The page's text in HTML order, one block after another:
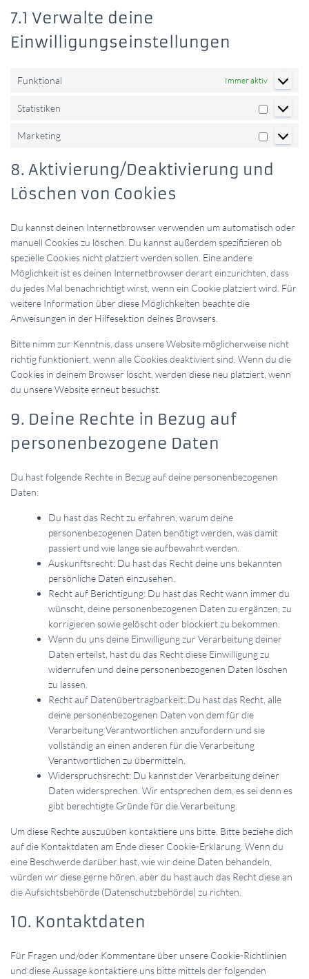
7.1 Verwalte deine
Einwilligungseinstellungen
Funktional Immer aktiv
Statistiken
Marketing
8. Aktivierung/Deaktivierung und
Löschen von Cookies
Du kannst deinen Internetbrowser verwenden um automatisch oder
manuell Cookies zu löschen. Du kannst außerdem spezifizieren ob
spezielle Cookies nicht platziert werden sollen. Eine andere
Möglichkeit ist es deinen Internetbrowser derart einzurichten, dass
du jedes Mal benachrichtigt wirst, wenn ein Cookie platziert wird. Für
weitere Information über diese Möglichkeiten beachte die
Anweisungen in der Hilfesektion deines Browsers.
Bitte nimm zur Kenntnis, dass unsere Website möglicherweise nicht
richtig funktioniert, wenn alle Cookies deaktiviert sind. Wenn du die
Cookies in deinem Browser löscht, werden diese neu platziert, wenn
du unsere Website erneut besuchst.
9. Deine Rechte in Bezug auf
personenbezogene Daten
Du hast folgende Rechte in Bezug auf deine personenbezogenen
Daten:
Du hast das Recht zu erfahren, warum deine
personenbezogenen Daten benötigt werden, was damit
passiert und wie lange sie aufbewahrt werden.
Auskunftsrecht: Du hast das Recht deine uns bekannten
persönliche Daten einzusehen.
Recht auf Berichtigung: Du hast das Recht wann immer du
wünscht, deine personenbezogenen Daten zu ergänzen, zu
korrigieren sowie gelöscht oder blockiert zu bekommen.
Wenn du uns deine Einwilligung zur Verarbeitung deiner
Daten erteilst, hast du das Recht diese Einwilligung zu
widerrufen und deine personenbezogenen Daten löschen
zu lassen.
Recht auf Datenübertragbarkeit: Du hast das Recht, alle
deine personenbezogenen Daten von dem für die
Verarbeitung Verantwortlichen anzufordern und sie
vollständig an einen anderen für die Verarbeitung
Verantwortlichen zu übermitteln.
Widerspruchsrecht: Du kannst der Verarbeitung deiner
Daten widersprechen. Wir entsprechen dem, es sei denn es
gibt berechtigte Gründe für die Verarbeitung.
Um diese Rechte auszuüben kontaktiere uns bitte. Bitte beziehe dich
auf die Kontaktdaten am Ende dieser Cookie-Erklärung. Wenn du
eine Beschwerde darüber hast, wie wir deine Daten behandeln,
würden wir diese gerne hören, aber du hast auch das Recht diese an
die Aufsichtsbehörde (Datenschutzbehörde) zu richten.
10. Kontaktdaten
Für Fragen und/oder Kommentare über unsere Cookie-Richtlinien
und diese Aussage kontaktiere uns bitte mittels der folgenden